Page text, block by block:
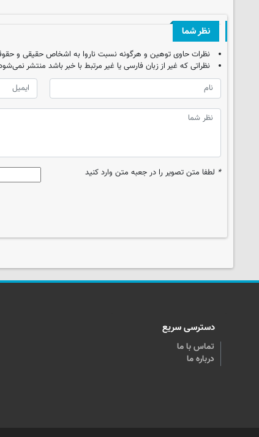
نظر شما
نظرات حاوی توهین و هرگونه نسبت ناروا به اشخاص حقیقی و
نظراتی که غیر از زبان فارسی یا غیر مرتبط با خبر باشد منتشر
* لطفا متن تصویر را در جعبه متن وارد کنید
دسترسی سریع
تماس با ما
درباره ما